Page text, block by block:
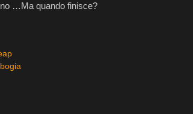
…Ma quando finisce?